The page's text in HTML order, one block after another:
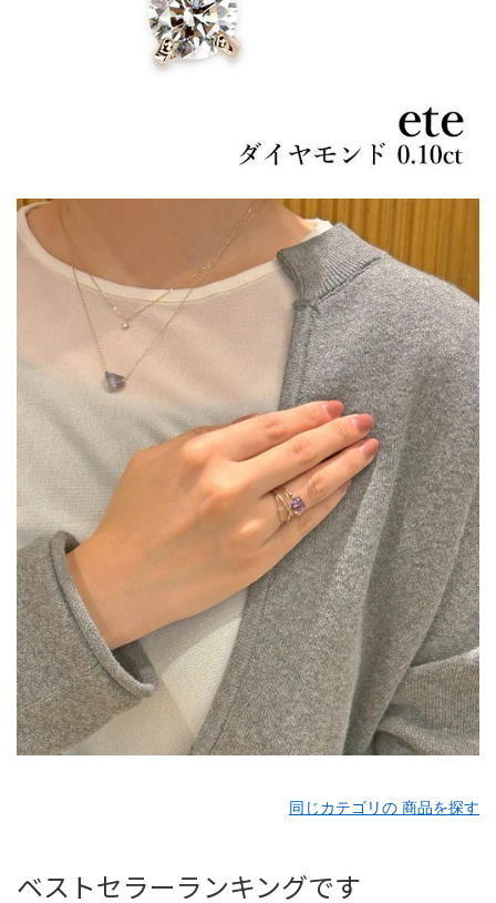
同じカテゴリの 商品を探す
ベストセラーランキングです